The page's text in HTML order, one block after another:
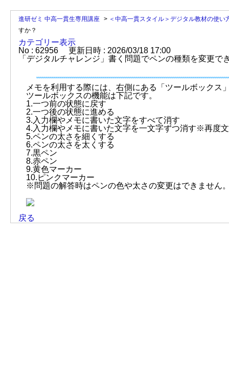
進研ゼミ 中高一貫生専用講座 > ＜中高一貫スタイル＞デジタル教材の使い
すか？
カテゴリー表示
No : 62956
更新日時 : 2026/03/18 17:00
「デジタルチャレンジ」書く問題でペンの種類を変更で
メモを利用する際には、右側にある「ツールボックス
ツールボックスの機能は下記です。
1.一つ前の状態に戻す
2.一つ後の状態に進める
3.入力欄やメモに書いた文字をすべて消す
4.入力欄やメモに書いた文字を一文字ずつ消す※再度
5.ペンの太さを細くする
6.ペンの太さを太くする
7.黒ペン
8.赤ペン
9.黄色マーカー
10.ピンクマーカー
※問題の解答時はペンの色や太さの変更はできません
戻る